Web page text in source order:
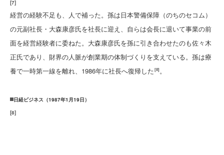
[7]
経営の経験不足も、人で補った。孫は日本警備保障（のちのセコム）
の元副社長・大森康彦氏を社長に迎え、自らは会長に退いて事業の前
面を経営経験者に委ねた。大森康彦氏を孫に引き合わせたのも佐々木
正氏であり、財界の人脈が創業期の体制づくりを支えている。孫は療
養で一時第一線を離れ、1986年に社長へ復帰した[8]。
日経ビジネス（1987年1月19日）
[8]